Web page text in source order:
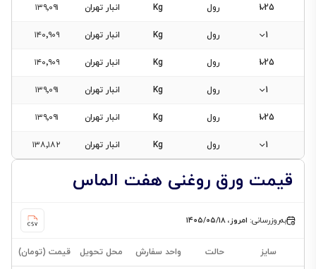
1.25 رول Kg انبار تهران ۱۳۹٬۰۹۱
1 رول Kg انبار تهران ۱۴۰٬۹۰۹
1.25 رول Kg انبار تهران ۱۴۰٬۹۰۹
1 رول Kg انبار تهران ۱۳۹٬۰۹۱
1.25 رول Kg انبار تهران ۱۳۹٬۰۹۱
1 رول Kg انبار تهران ۱۳۸٬۱۸۲
قیمت ورق روغنی هفت الماس
به‌روزرسانی: امروز، ۱۴۰۵/۰۵/۱۸
سایز حالت واحد سفارش محل تحویل قیمت (تومان)